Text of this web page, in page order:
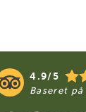
4.9/5
Baseret på